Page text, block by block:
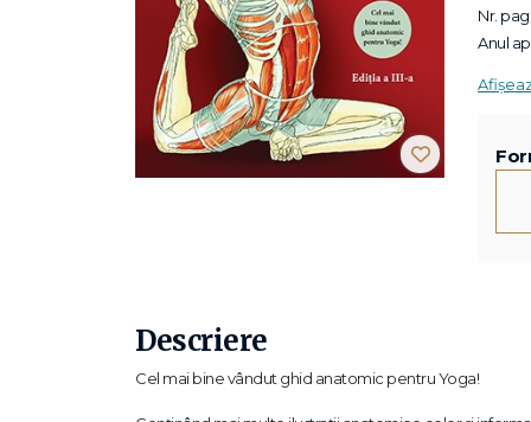
Nr.
Anul
Descriere
Cel mai bine vândut ghid anatomic pentru Yoga!